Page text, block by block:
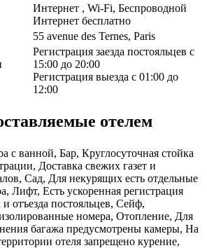
Интернет , Wi-Fi, Беспроводной
Интернет бесплатно
55 avenue des Ternes, Paris
Регистрация заезда постояльцев с
15:00 до 20:00
Регистрация выезда с 01:00 до
12:00
отелем
с ванной, Бар, Круглосуточная стойка
Доставка свежих газет и
Сад, Для некурящих есть отдельные
Лифт, Есть ускоренная регистрация
и отъезда постояльцев, Сейф,
номера, Отопление, Для
багажа предусмотрены камеры, На
отеля запрещено курение,